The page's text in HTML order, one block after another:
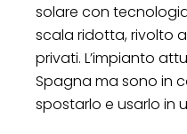
solare con
scala ridotta, rivolto
privati. L’impianto
Spagna ma sono in
spostarlo e usarlo in